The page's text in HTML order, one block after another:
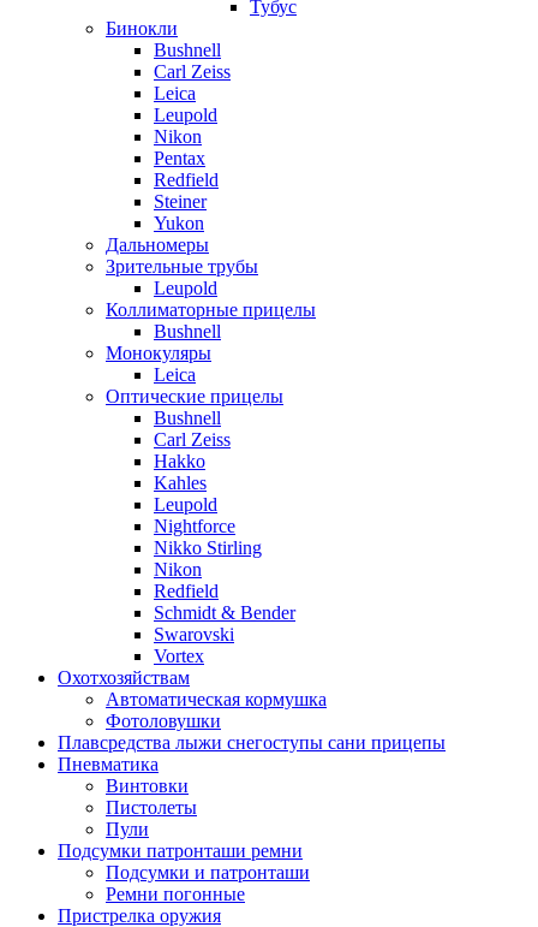
Тубус
Бинокли
Bushnell
Carl Zeiss
Leica
Leupold
Nikon
Pentax
Redfield
Steiner
Yukon
Дальномеры
Зрительные трубы
Leupold
Коллиматорные прицелы
Bushnell
Монокуляры
Leica
Оптические прицелы
Bushnell
Carl Zeiss
Hakko
Kahles
Leupold
Nightforce
Nikko Stirling
Nikon
Redfield
Schmidt & Bender
Swarovski
Vortex
Охотхозяйствам
Автоматическая кормушка
Фотоловушки
Плавсредства лыжи снегоступы сани прицепы
Пневматика
Винтовки
Пистолеты
Пули
Подсумки патронташи ремни
Подсумки и патронташи
Ремни погонные
Пристрелка оружия